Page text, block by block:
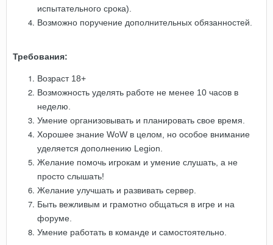
испытательного срока).
Возможно поручение дополнительных обязанностей.
Требования:
Возраст 18+
Возможность уделять работе не менее 10 часов в
неделю.
Умение организовывать и планировать свое время.
Хорошее знание WoW в целом, но особое внимание
уделяется дополнению Legion.
Желание помочь игрокам и умение слушать, а не
просто слышать!
Желание улучшать и развивать сервер.
Быть вежливым и грамотно общаться в игре и на
форуме.
Умение работать в команде и самостоятельно.